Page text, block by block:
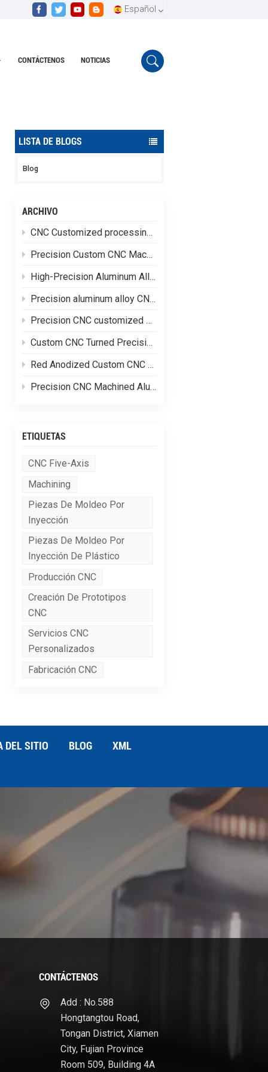
Español
English
CONTÁCTENOS NOTICIAS
LISTA DE BLOGS
Blog
ARCHIVO
CNC Customized processing of high-quality Special-shaped aluminum alloy parts
Precision Custom CNC Machining of Stainless Steel Flange Shaft Heads
High-Precision Aluminum Alloy CNC Custom Machining
Precision aluminum alloy CNC customized processing of shell parts
Precision CNC customized processing of aluminum alloy parts
Custom CNC Turned Precision Brass Machining Components
Red Anodized Custom CNC Machined Aluminum Structural Components
Precision CNC Machined Aluminum Hydraulic Valve Blocks for Fluid Control Systems
ETIQUETAS
CNC Five-Axis
Machining
Piezas De Moldeo Por
Inyección
Piezas De Moldeo Por
Inyección De Plástico
Producción CNC
Creación De Prototipos
CNC
Servicios CNC
Personalizados
Fabricación CNC
DEL SITIO BLOG
XML
CONTÁCTENOS
Add : No.588
Hongtangtou Road,
Tongan District, Xiamen
City, Fujian Province
Room 509, Building 4A